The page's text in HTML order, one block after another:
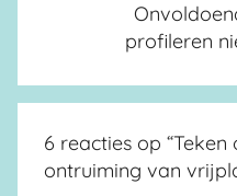
profileren
6 reacties op “Teken
ontruiming van